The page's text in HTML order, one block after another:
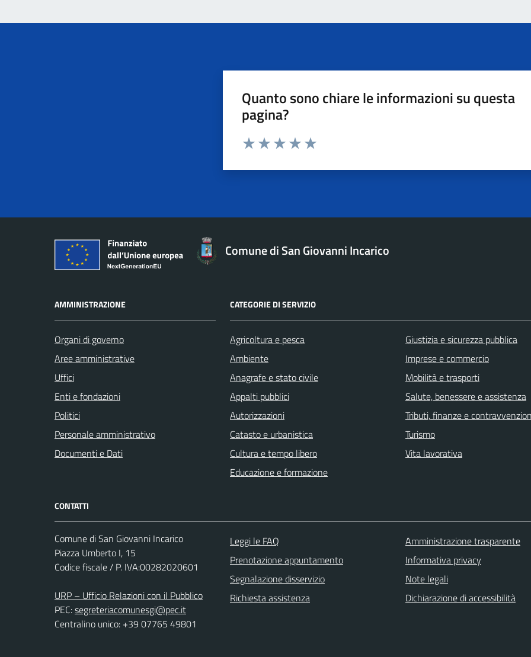
Quanto sono chiare le informazioni su questa
pagina?
Comune di San Giovanni Incarico
AMMINISTRAZIONE
Organi di governo
Aree amministrative
Uffici
Enti e fondazioni
Politici
Personale amministrativo
Documenti e Dati
CATEGORIE DI SERVIZIO
Agricoltura e pesca
Ambiente
Anagrafe e stato civile
Appalti pubblici
Autorizzazioni
Catasto e urbanistica
Cultura e tempo libero
Educazione e formazione
Giustizia e sicurezza pubblica
Imprese e commercio
Mobilità e trasporti
Salute, benessere e assistenza
Tributi, finanze e
Turismo
Vita lavorativa
CONTATTI
Comune di San Giovanni Incarico
Piazza Umberto I, 15
Codice fiscale / P. IVA:00282020601
URP – Ufficio Relazioni con il Pubblico
PEC:segreteriacomunesgi@pec.it
Centralino unico: +39 07765 49801
Leggi le FAQ
Prenotazione appuntamento
Segnalazione disservizio
Richiesta assistenza
Amministrazione trasparente
Informativa privacy
Note legali
Dichiarazione di accessibilità